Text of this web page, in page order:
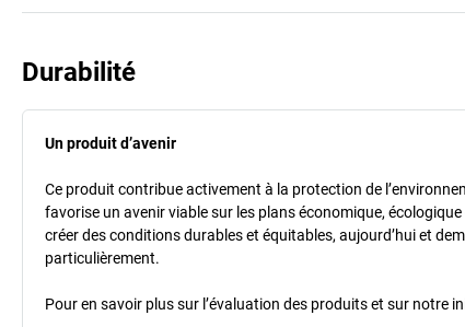
Durabilité
Un produit d’avenir
Ce produit contribue activement à la protection de
favorise un avenir viable sur les plans économique,
créer des conditions durables et équitables, aujourd’hui et
particulièrement.
Pour en savoir plus sur l’évaluation des produits et sur notre